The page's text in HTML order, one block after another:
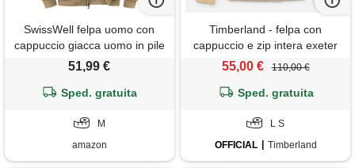
SwissWell felpa uomo con
cappuccio giacca uomo in pile
caldo felpa invernale hoodie
51,99 €
Sped. gratuita
M
amazon
Timberland - felpa con
cappuccio e zip intera exeter
river da uomo in beige, uomo,
55,00 € 110,00 €
Sped. gratuita
L S
OFFICIAL
Timberland